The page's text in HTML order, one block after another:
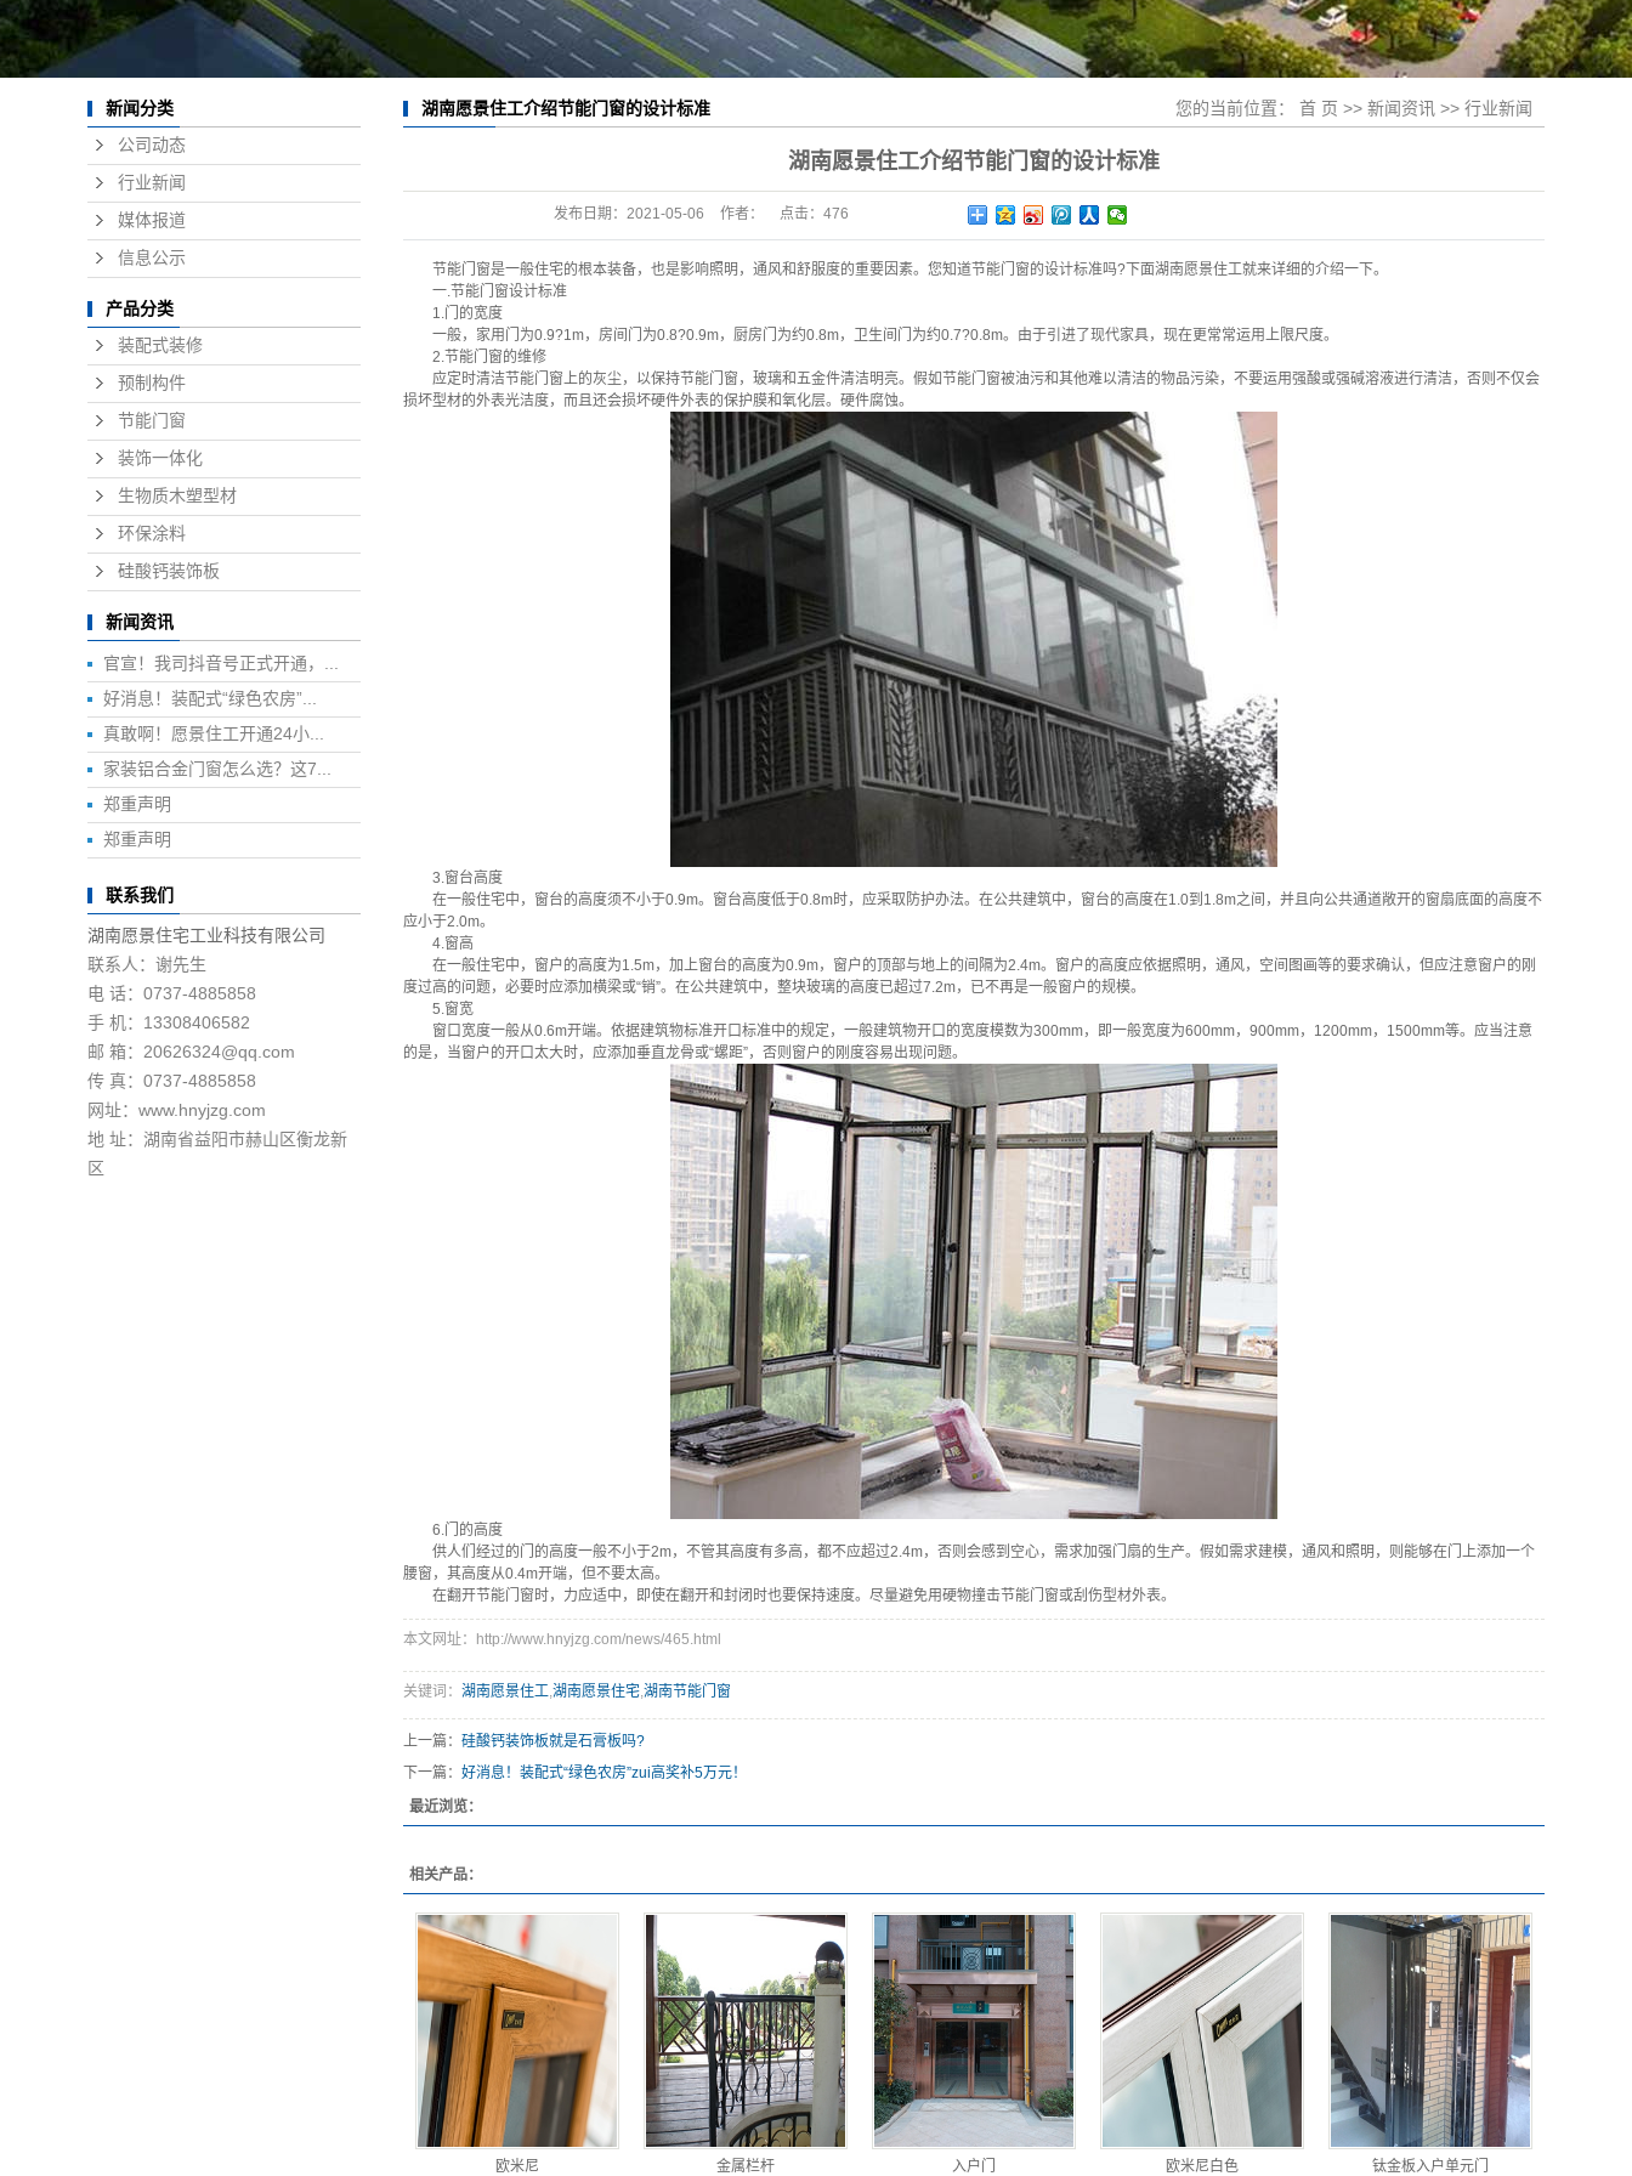
新闻分类
公司动态
行业新闻
媒体报道
信息公示
产品分类
装配式装修
预制构件
节能门窗
装饰一体化
生物质木塑型材
环保涂料
硅酸钙装饰板
新闻资讯
官宣！我司抖音号正式开通，...
好消息！装配式“绿色农房”...
真敢啊！愿景住工开通24小...
家装铝合金门窗怎么选？这7...
郑重声明
郑重声明
联系我们
湖南愿景住宅工业科技有限公司
联系人：谢先生
电 话：0737-4885858
手 机：13308406582
邮 箱：20626324@qq.com
传 真：0737-4885858
网址：www.hnyjzg.com
地 址：湖南省益阳市赫山区衡龙新
区
湖南愿景住工介绍节能门窗的设计标准 您的当前位置： 首 页 >> 新闻资讯 >> 行业新闻
湖南愿景住工介绍节能门窗的设计标准
发布日期： 2021-05-06 作者： 点击： 476
节能门窗是一般住宅的根本装备，也是影响照明，通风和舒服度的重要因素。您知道节能门窗的设计标准吗?下面湖南愿景住工就来详细的介绍一下。
一.节能门窗设计标准
1.门的宽度
一般，家用门为0.9?1m，房间门为0.8?0.9m，厨房门为约0.8m，卫生间门为约0.7?0.8m。由于引进了现代家具，现在更常常运用上限尺度。
2.节能门窗的维修
应定时清洁节能门窗上的灰尘，以保持节能门窗，玻璃和五金件清洁明亮。假如节能门窗被油污和其他难以清洁的物品污染，不要运用强酸或强碱溶液进行清洁，否则不仅会
损坏型材的外表光洁度，而且还会损坏硬件外表的保护膜和氧化层。硬件腐蚀。
3.窗台高度
在一般住宅中，窗台的高度须不小于0.9m。窗台高度低于0.8m时，应采取防护办法。在公共建筑中，窗台的高度在1.0到1.8m之间，并且向公共通道敞开的窗扇底面的高度不
应小于2.0m。
4.窗高
在一般住宅中，窗户的高度为1.5m，加上窗台的高度为0.9m，窗户的顶部与地上的间隔为2.4m。窗户的高度应依据照明，通风，空间图画等的要求确认，但应注意窗户的刚
度过高的问题，必要时应添加横梁或“销”。在公共建筑中，整块玻璃的高度已超过7.2m，已不再是一般窗户的规模。
5.窗宽
窗口宽度一般从0.6m开端。依据建筑物标准开口标准中的规定，一般建筑物开口的宽度模数为300mm，即一般宽度为600mm，900mm，1200mm，1500mm等。应当注意
的是，当窗户的开口太大时，应添加垂直龙骨或“螺距”，否则窗户的刚度容易出现问题。
6.门的高度
供人们经过的门的高度一般不小于2m，不管其高度有多高，都不应超过2.4m，否则会感到空心，需求加强门扇的生产。假如需求建模，通风和照明，则能够在门上添加一个
腰窗，其高度从0.4m开端，但不要太高。
在翻开节能门窗时，力应适中，即使在翻开和封闭时也要保持速度。尽量避免用硬物撞击节能门窗或刮伤型材外表。
本文网址：http://www.hnyjzg.com/news/465.html
关键词： 湖南愿景住工,湖南愿景住宅,湖南节能门窗
上一篇： 硅酸钙装饰板就是石膏板吗?
下一篇： 好消息！装配式“绿色农房”zui高奖补5万元！
最近浏览：
相关产品：
欧米尼 金属栏杆 入户门 欧米尼白色 钛金板入户单元门